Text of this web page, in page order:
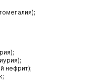
нефрит);